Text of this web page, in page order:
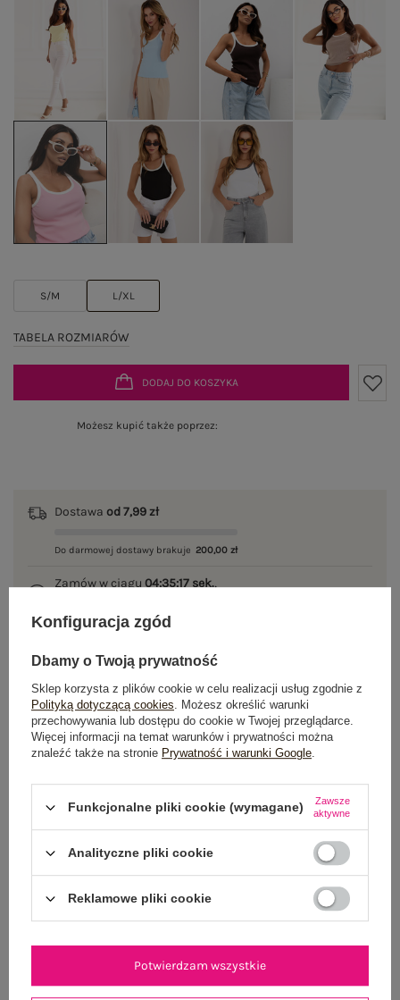
S/M L/XL
TABELA ROZMIARÓW
DODAJ DO KOSZYKA
Możesz kupić także poprzez:
Dostawa od 7,99 zł
Do darmowej dostawy brakuje 200,00 zł
Zamów w ciągu 04:35:17 sek.,
100 dni na zwrot
OPIS PRODUKTU
GŁÓWNE PARAMETRY
OPINIE O PRODUKCIE (3)
OSTATNIO OGLĄDANE
Konfiguracja zgód
Dbamy o Twoją prywatność
Sklep korzysta z plików cookie w celu realizacji usług zgodnie z
Polityką dotyczącą cookies. Możesz określić warunki
przechowywania lub dostępu do cookie w Twojej przeglądarce.
Więcej informacji na temat warunków i prywatności można
znaleźć także na stronie Prywatność i warunki Google.
Funkcjonalne pliki cookie (wymagane)
Zawsze
aktywne
Analityczne pliki cookie
Reklamowe pliki cookie
Potwierdzam wszystkie